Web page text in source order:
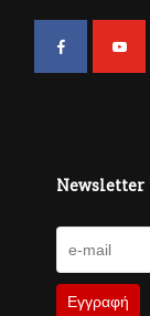
Newsletter